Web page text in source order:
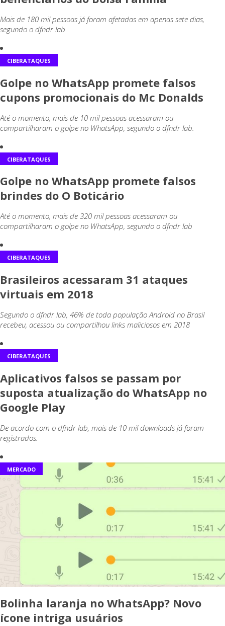
Mais de 180 mil pessoas já foram afetadas em apenas sete dias,
segundo o dfndr lab
CIBERATAQUES
Golpe no WhatsApp promete falsos
cupons promocionais do Mc Donalds
Até o momento, mais de 10 mil pessoas acessaram ou
compartilharam o golpe no WhatsApp, segundo o dfndr lab.
CIBERATAQUES
Golpe no WhatsApp promete falsos
brindes do O Boticário
Até o momento, mais de 320 mil pessoas acessaram ou
compartilharam o golpe no WhatsApp, segundo o dfndr lab
CIBERATAQUES
Brasileiros acessaram 31 ataques
virtuais em 2018
Segundo o dfndr lab, 46% de toda população Android no Brasil
recebeu, acessou ou compartilhou links maliciosos em 2018
CIBERATAQUES
Aplicativos falsos se passam por
suposta atualização do WhatsApp no
Google Play
De acordo com o dfndr lab, mais de 10 mil downloads já foram
registrados.
MERCADO
Bolinha laranja no WhatsApp? Novo
ícone intriga usuários